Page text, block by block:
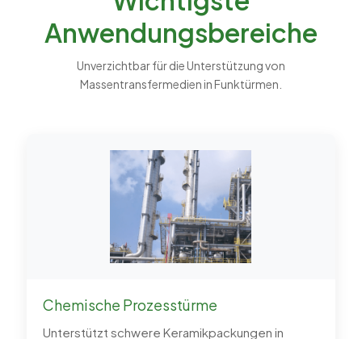
Anwendungsbereiche
Unverzichtbar für die Unterstützung von
Massentransfermedien in Funktürmen.
Chemische Prozesstürme
Unterstützt schwere Keramikpackungen in